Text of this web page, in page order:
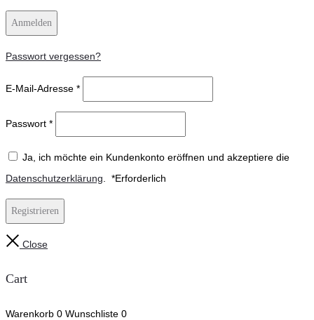
Anmelden
Passwort vergessen?
E-Mail-Adresse *
Passwort *
Ja, ich möchte ein Kundenkonto eröffnen und akzeptiere die
Datenschutzerklärung
*Erforderlich
Registrieren
Close
Cart
Warenkorb 0 Wunschliste 0